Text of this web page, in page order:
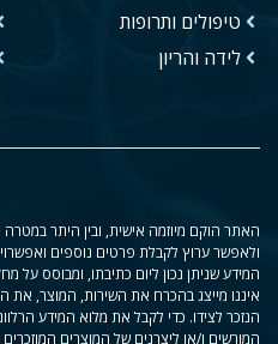
טיפולים ותרופות
לידה והריון
האתר הוקם מיוזמה אישית, ובין היתר
ולאפשר ערוץ לקבלת פרטים נוספים
המידע שניתן נכון ליום כתיבתו, ומבוסס על
איננו מייצג בהכרח את השירות, המוצר, את
הנזכר לצידו. כדי לקבל את מלוא המידע
המורשים ו/או ליצרנים של המוצרים